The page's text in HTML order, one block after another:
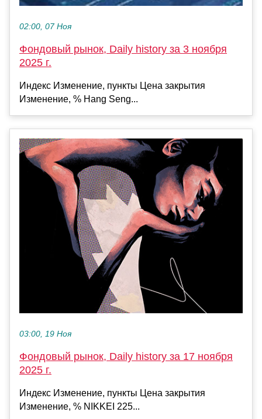
02:00, 07 Ноя
Фондовый рынок, Daily history за 3 ноября
2025 г.
Индекс Изменение, пункты Цена закрытия
Изменение, % Hang Seng...
03:00, 19 Ноя
Фондовый рынок, Daily history за 17 ноября
2025 г.
Индекс Изменение, пункты Цена закрытия
Изменение, % NIKKEI 225...